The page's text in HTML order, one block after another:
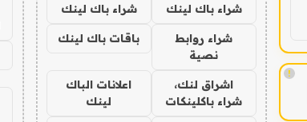
!
شراء باك لينك شراء باك لينك
شراء روابط
نصية
باقات باك لينك
اشراق لنك،
شراء باكلينكات
اعلانات الباك
لينك